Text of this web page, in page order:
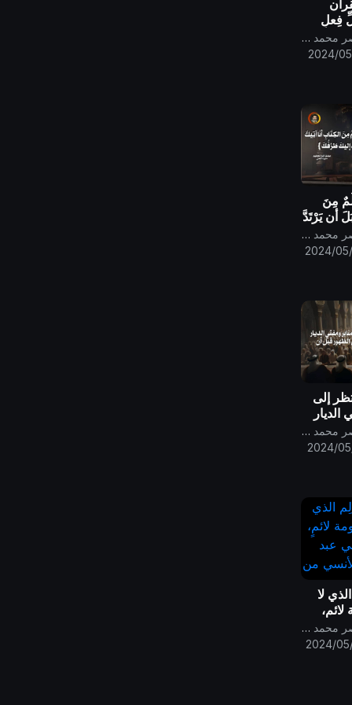
فِعلٍ
قناة الامام المهدي ناصر محمد اليماني
2024/
مِنَ
أن يَرْتَدَّ
قناة الامام المهدي ناصر محمد اليماني
2024/
إلى
الديار
من
يسبق
قناة الامام المهدي ناصر محمد اليماني
2024/
لا
عبد
من
قناة الامام المهدي ناصر محمد اليماني
2024/